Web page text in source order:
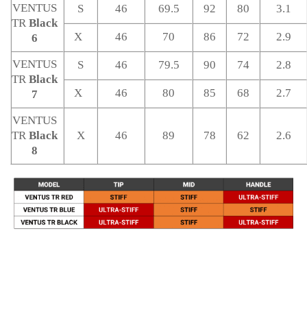
VENTUS
TRBlack
6
S 46 69.5 92 80 3.1
X 46 70 86 72 2.9
VENTUS
TRBlack
7
S 46 79.5 90 74 2.8
X 46 80 85 68 2.7
VENTUS
TRBlack
8
X 46 89 78 62 2.6